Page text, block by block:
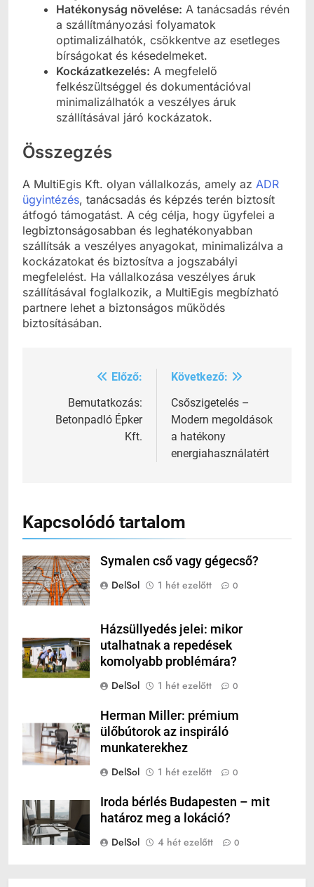
Hatékonyság növelése: A tanácsadás révén
a szállítmányozási folyamatok
optimalizálhatók, csökkentve az esetleges
bírságokat és késedelmeket.
Kockázatkezelés: A megfelelő
felkészültséggel és dokumentációval
minimalizálhatók a veszélyes áruk
szállításával járó kockázatok.
Összegzés
A MultiEgis Kft. olyan vállalkozás, amely az ADR
ügyintézés, tanácsadás és képzés terén biztosít
átfogó támogatást. A cég célja, hogy ügyfelei a
legbiztonságosabban és leghatékonyabban
szállítsák a veszélyes anyagokat, minimalizálva a
kockázatokat és biztosítva a jogszabályi
megfelelést. Ha vállalkozása veszélyes áruk
szállításával foglalkozik, a MultiEgis megbízható
partnere lehet a biztonságos működés
biztosításában.
Bejegyzés
navigáció
Előző:
Bemutatkozás:
Betonpadló Épker
Kft.
Következő:
Csőszigetelés –
Modern megoldások
a hatékony
energiahasználatért
Kapcsolódó tartalom
Symalen cső vagy gégecső?
DelSol
1 hét ezelőtt 0
Házsüllyedés jelei: mikor
utalhatnak a repedések
komolyabb problémára?
DelSol
1 hét ezelőtt 0
Herman Miller: prémium
ülőbútorok az inspiráló
munkaterekhez
DelSol
1 hét ezelőtt 0
Iroda bérlés Budapesten – mit
határoz meg a lokáció?
DelSol
4 hét ezelőtt 0